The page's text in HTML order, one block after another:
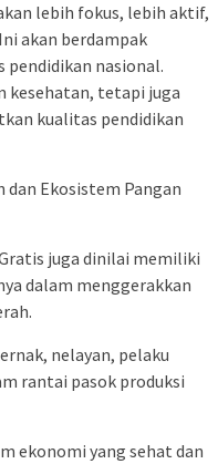
lebih fokus, lebih aktif,
akan berdampak
pendidikan nasional.
kesehatan, tetapi juga
kualitas pendidikan
Ekosistem Pangan
juga dinilai memiliki
dalam menggerakkan
nelayan, pelaku
rantai pasok produksi
ekonomi yang sehat dan